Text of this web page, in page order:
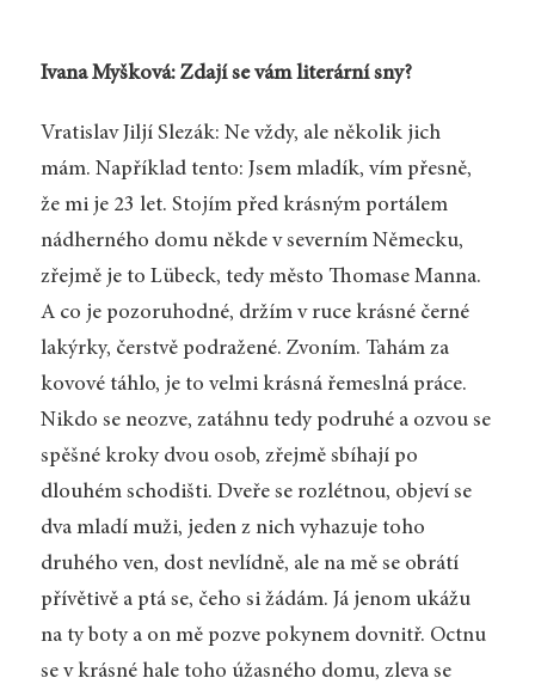
Ivana Myšková: Zdají se vám literární sny?
Vratislav Jiljí Slezák: Ne vždy, ale několik jich
mám. Například tento: Jsem mladík, vím přesně,
že mi je 23 let. Stojím před krásným portálem
nádherného domu někde v severním Německu,
zřejmě je to Lübeck, tedy město Thomase Manna.
A co je pozoruhodné, držím v ruce krásné černé
lakýrky, čerstvě podražené. Zvoním. Tahám za
kovové táhlo, je to velmi krásná řemeslná práce.
Nikdo se neozve, zatáhnu tedy podruhé a ozvou se
spěšné kroky dvou osob, zřejmě sbíhají po
dlouhém schodišti. Dveře se rozlétnou, objeví se
dva mladí muži, jeden z nich vyhazuje toho
druhého ven, dost nevlídně, ale na mě se obrátí
přívětivě a ptá se, čeho si žádám. Já jenom ukážu
na ty boty a on mě pozve pokynem dovnitř. Octnu
se v krásné hale toho úžasného domu, zleva se